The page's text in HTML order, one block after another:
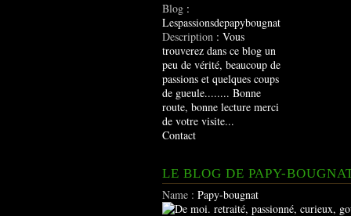
Blog :
Lespassionsdepapybougnat
Description : Vous
trouverez dans ce blog un
peu de vérité, beaucoup de
passions et quelques coups
de gueule........ Bonne
route, bonne lecture merci
de votre visite...
Contact
LE BLOG DE PAPY-
Name : Papy-bougnat